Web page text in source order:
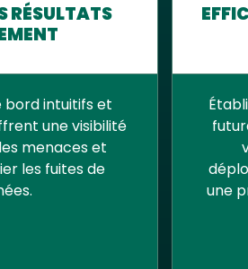
RÉSULTATS
bord intuitifs et
une visibilité
menaces et
les fuites de
une